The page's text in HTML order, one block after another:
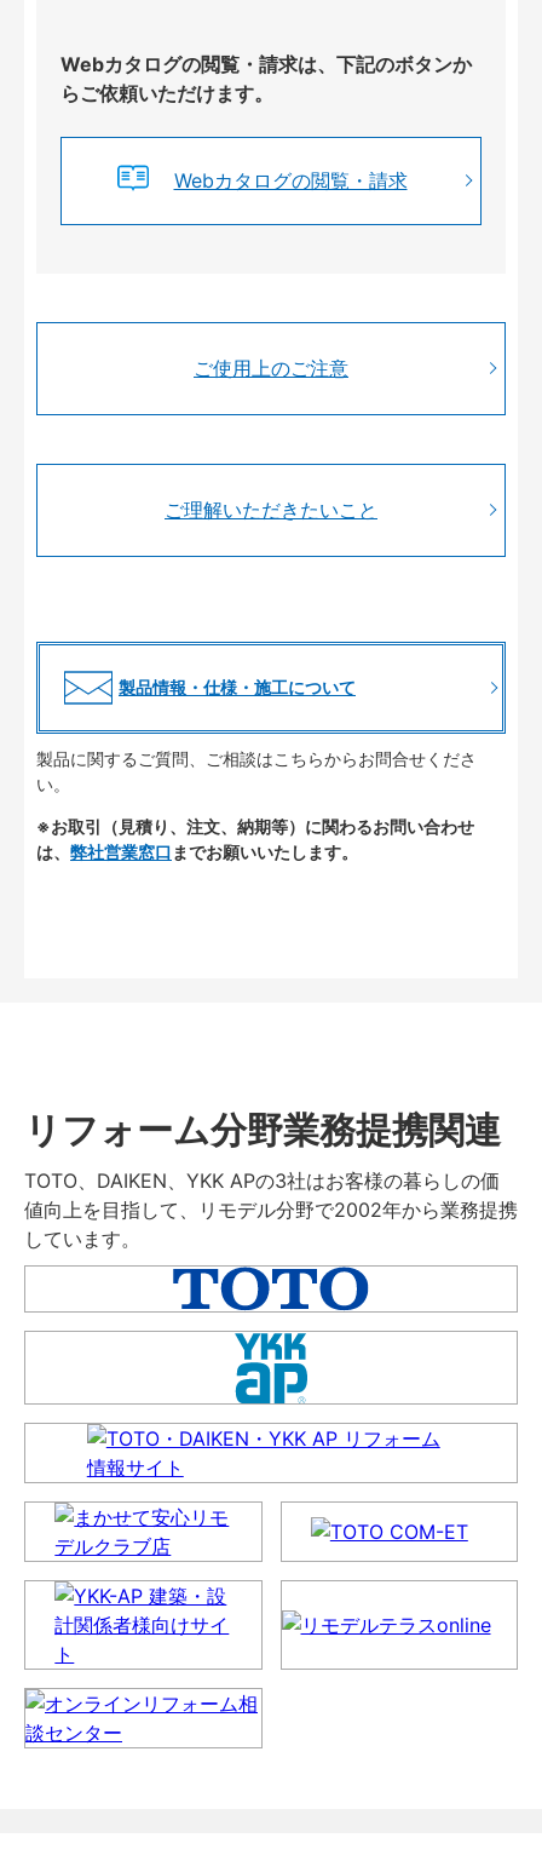
Webカタログの閲覧・請求は、下記のボタンか
らご依頼いただけます。
Webカタログの閲覧・請求
ご使用上のご注意
ご理解いただきたいこと
製品情報・仕様・施工について
製品に関するご質問、ご相談はこちらからお問合せくださ
い。
※お取引（見積り、注文、納期等）に関わるお問い合わせ
は、 弊社営業窓口 までお願いいたします。
リフォーム分野業務提携関連
TOTO、DAIKEN、YKK APの3社はお客様の暮らしの価
値向上を目指して、リモデル分野で2002年から業務提携
しています。